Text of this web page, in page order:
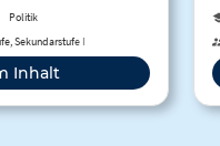
Politik
Sekundarstufe I
Inhalt